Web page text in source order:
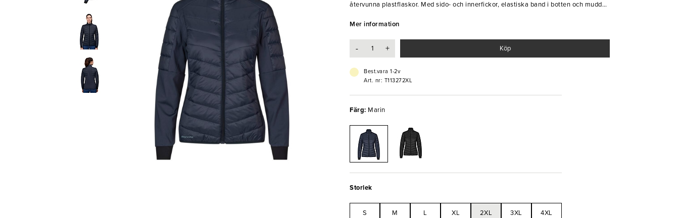
återvunna plastflaskor. Med sido- och innerfickor, elastiska band i botten och muddar
bekväm jacka som passar vid alla tillfällen.
- Godkänd enligt OEKO-TEX® standard
Mer information
- + Köp
Best.vara 1-2v
Art. nr: T113272XL
Färg: Marin
Storlek
S M L XL 2XL 3XL 4XL